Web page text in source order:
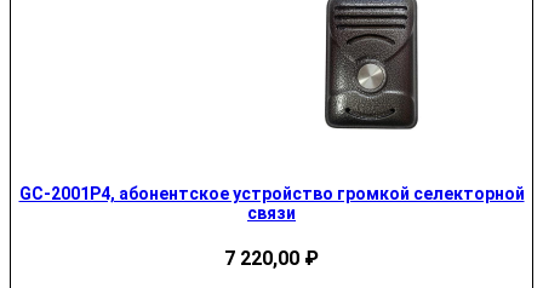
GC-2001P4, абонентское устройство громкой селекторной
связи
7 220,00 ₽